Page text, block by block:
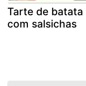
Tarte de batata
com salsichas